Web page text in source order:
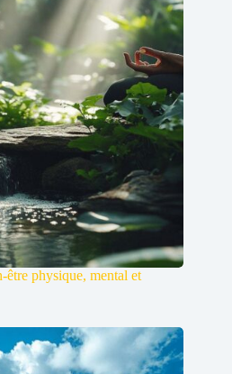
physique, mental et